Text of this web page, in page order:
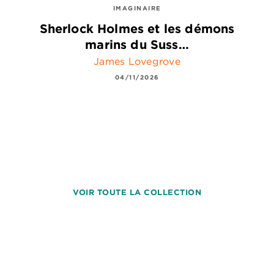
IMAGINAIRE
Sherlock Holmes et les démons
marins du Suss…
James Lovegrove
04/11/2026
VOIR TOUTE LA COLLECTION